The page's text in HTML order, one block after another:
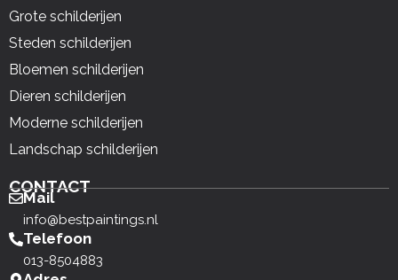
Grote schilderijen
Steden schilderijen
Bloemen schilderijen
Dieren schilderijen
Moderne schilderijen
Landschap schilderijen
CONTACT
Mail
info@bestpaintings.nl
Telefoon
013-8504883